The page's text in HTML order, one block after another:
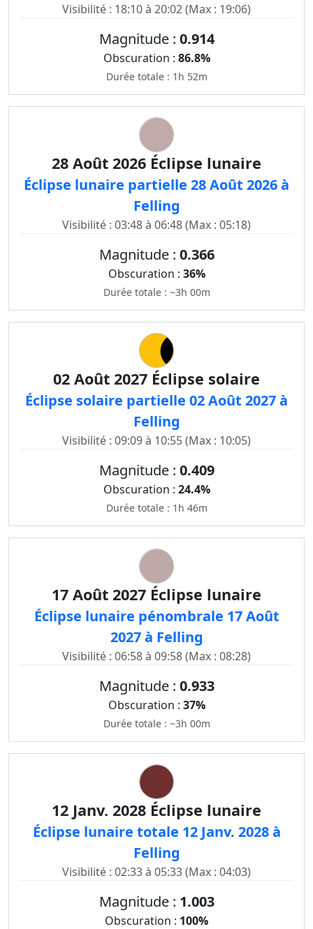
Visibilité : 18:10 à 20:02 (Max : 19:06)
Magnitude : 0.914
Obscuration : 86.8%
Durée totale : 1h 52m
28 Août 2026 Éclipse lunaire
Éclipse lunaire partielle 28 Août 2026 à
Felling
Visibilité : 03:48 à 06:48 (Max : 05:18)
Magnitude : 0.366
Obscuration : 36%
Durée totale : ~3h 00m
02 Août 2027 Éclipse solaire
Éclipse solaire partielle 02 Août 2027 à
Felling
Visibilité : 09:09 à 10:55 (Max : 10:05)
Magnitude : 0.409
Obscuration : 24.4%
Durée totale : 1h 46m
17 Août 2027 Éclipse lunaire
Éclipse lunaire pénombrale 17 Août
2027 à Felling
Visibilité : 06:58 à 09:58 (Max : 08:28)
Magnitude : 0.933
Obscuration : 37%
Durée totale : ~3h 00m
12 Janv. 2028 Éclipse lunaire
Éclipse lunaire totale 12 Janv. 2028 à
Felling
Visibilité : 02:33 à 05:33 (Max : 04:03)
Magnitude : 1.003
Obscuration : 100%